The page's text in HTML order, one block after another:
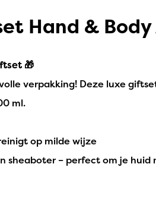
Hand &
🎁
verpakking! Deze luxe
ml.
op milde wijze
sheaboter – perfect om je